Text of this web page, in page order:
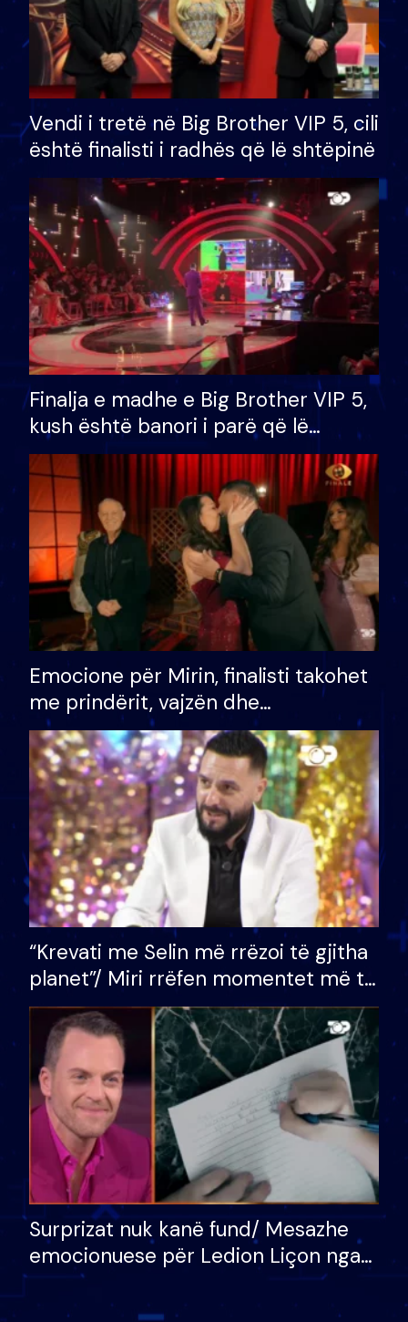
Vendi i tretë në Big Brother VIP 5, cili
është finalisti i radhës që lë shtëpinë
Finalja e madhe e Big Brother VIP 5,
kush është banori i parë që lë
shtëpinë dhe humb mundësinë për
të fituar çmimin e madh
Emocione për Mirin, finalisti takohet
me prindërit, vajzën dhe
bashkëshorten: S’kemi ndonjë letër
divorci apo jo?
“Krevati me Selin më rrëzoi të gjitha
planet”/ Miri rrëfen momentet më të
bukura në shtëpinë e BB VIP: Do më
mungojë zilja e mëngjesit kur…
Surprizat nuk kanë fund/ Mesazhe
emocionuese për Ledion Liçon nga
nëna dhe fëmijët e tij, moderatori
nuk i mban dot lotët: Nuk meritoj…